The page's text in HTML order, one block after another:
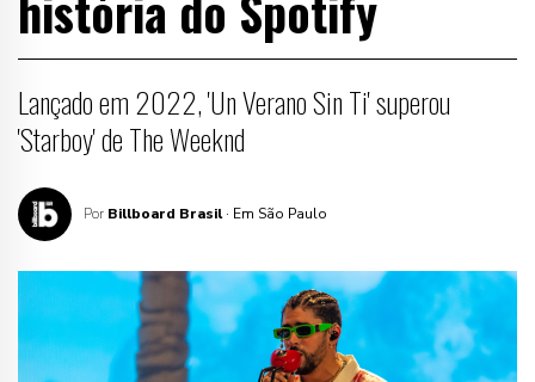
Lançado em 2022, 'Un Verano Sin Ti' superou
'Starboy' de The Weeknd
Por Billboard Brasil · Em São Paulo